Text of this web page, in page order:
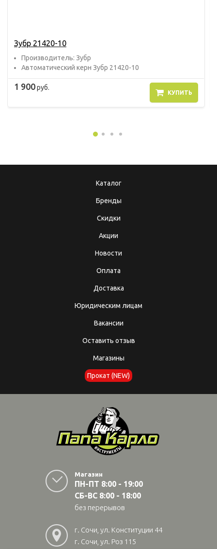
Зубр 21420-10
Прoизвoдитель: Зубр
Автоматический керн Зубр 21420-10
1 900руб.
КУПИТЬ
Каталог
Бренды
Скидки
Акции
Новости
Оплата
Доставка
Юридическим лицам
Вакансии
Оставить отзыв
Магазины
Прокат (NEW)
Магазин
ПН-ПТ 8:00 - 19:00
СБ-ВС 8:00 - 18:00
без перерывов
г. Сочи, ул. Конституции 44
г. Сочи, ул. Роз 115